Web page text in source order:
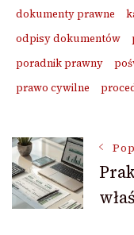
dokumenty prawne
odpisy dokumentów
poradnik prawny
prawo cywilne
wpisu